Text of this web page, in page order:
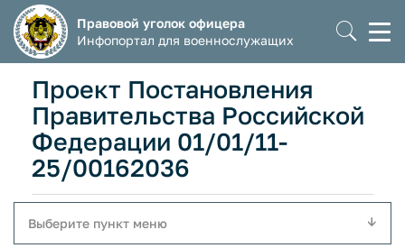
Правовой уголок офицера
Инфопортал для военнослужащих
Проект Постановления
Правительства Российской
Федерации 01/01/11-
25/00162036
Выберите пункт меню